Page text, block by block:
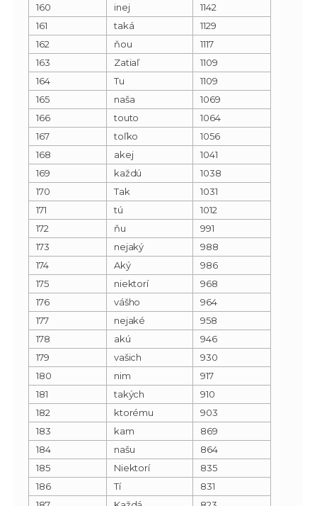
160
inej
1142
161
taká
1129
162
ňou
1117
163
Zatiaľ
1109
164
Tu
1109
165
naša
1069
166
touto
1064
167
toľko
1056
168
akej
1041
169
každú
1038
170
Tak
1031
171
tú
1012
172
ňu
991
173
nejaký
988
174
Aký
986
175
niektorí
968
176
vášho
964
177
nejaké
958
178
akú
946
179
vašich
930
180
nim
917
181
takých
910
182
ktorému
903
183
kam
869
184
našu
864
185
Niektorí
835
186
Tí
831